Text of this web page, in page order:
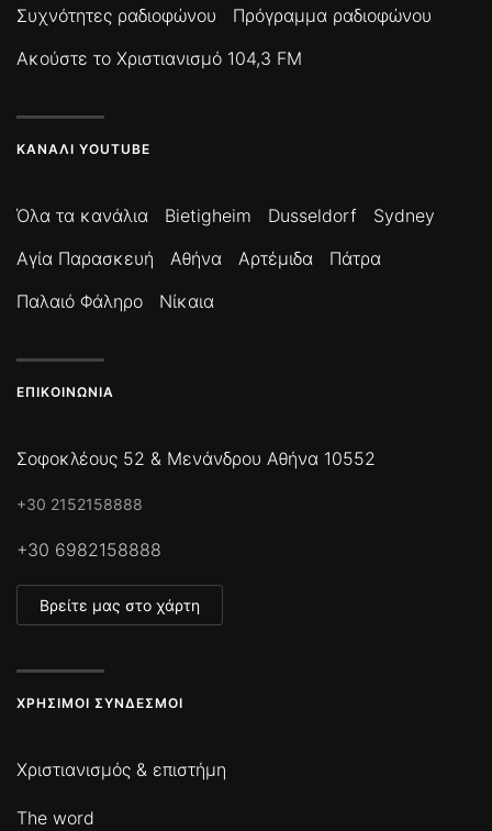
Συχνότητες ραδιοφώνου
Πρόγραμμα ραδιοφώνου
Ακούστε το Χριστιανισμό 104,3 FM
ΚΑΝΆΛΙ YOUTUBE
Όλα τα κανάλια Bietigheim Dusseldorf
Sydney
Αγία Παρασκευή
Αθήνα Αρτέμιδα
Πάτρα
Παλαιό Φάληρο
Νίκαια
ΕΠΙΚΟΙΝΩΝΊΑ
Σοφοκλέους 52 & Μενάνδρου Αθήνα 10552
+30 2152158888
+30 6982158888
Βρείτε μας στο χάρτη
ΧΡΉΣΙΜΟΙ ΣΎΝΔΕΣΜΟΙ
Χριστιανισμός & επιστήμη
The word